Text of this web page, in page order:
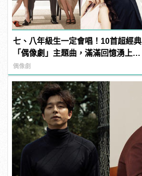
七、八年級生一定會唱！10首超經典
「偶像劇」主題曲，滿滿回憶湧上心
頭
偶像劇